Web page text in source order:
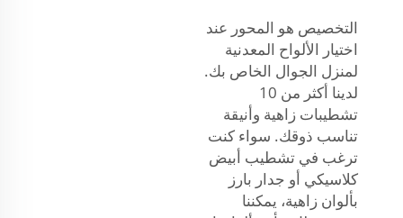
التخصيص هو المحور عند
اختيار الألواح المعدنية
لمنزل الجوال الخاص بك.
لدينا أكثر من 10
تشطيبات زاهية وأنيقة
تناسب ذوقك. سواء كنت
ترغب في تشطيب أبيض
كلاسيكي أو جدار بارز
بألوان زاهية، يمكننا